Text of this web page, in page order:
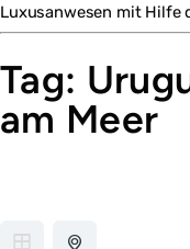
Luxusanwesen mit Hilfe
Tag:
am Meer